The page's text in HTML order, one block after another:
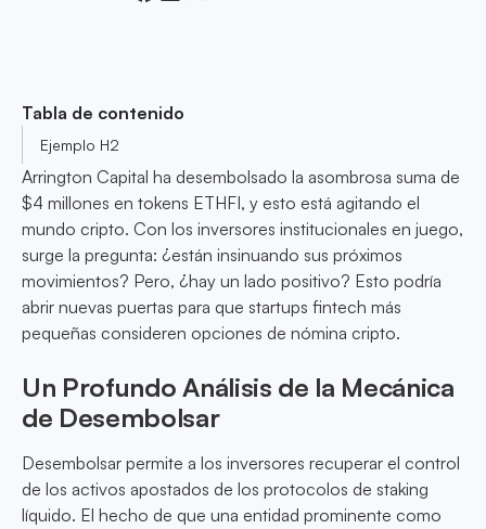
Tabla de contenido
Ejemplo H2
Arrington Capital ha desembolsado la asombrosa suma de
$4 millones en tokens ETHFI, y esto está agitando el
mundo cripto. Con los inversores institucionales en juego,
surge la pregunta: ¿están insinuando sus próximos
movimientos? Pero, ¿hay un lado positivo? Esto podría
abrir nuevas puertas para que startups fintech más
pequeñas consideren opciones de nómina cripto.
Un Profundo Análisis de la Mecánica
de Desembolsar
Desembolsar permite a los inversores recuperar el control
de los activos apostados de los protocolos de staking
líquido. El hecho de que una entidad prominente como